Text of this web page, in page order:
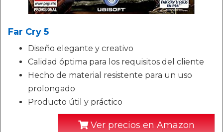
Far Cry 5
Diseño elegante y creativo
Calidad óptima para los requisitos del cliente
Hecho de material resistente para un uso
prolongado
Producto útil y práctico
Ver precios en Amazon